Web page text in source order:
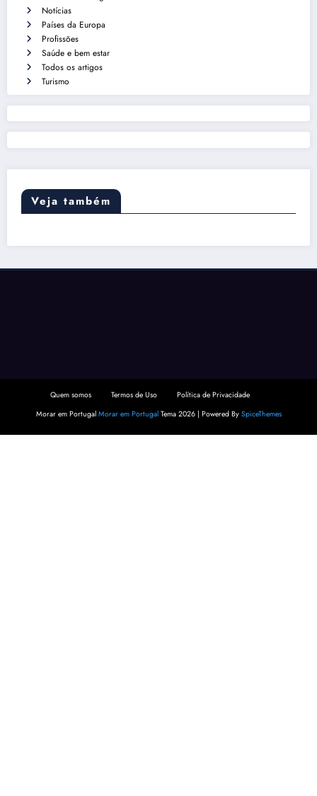
Notícias
Países da Europa
Profissões
Saúde e bem estar
Todos os artigos
Turismo
Veja também
Quem somos Termos de Uso
Política de Privacidade
Morar em Portugal Morar em PortugalTema 2026 | Powered By SpiceThemes